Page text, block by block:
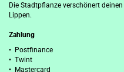
Die Stadtpflanze verschönert
Lippen.
Zahlung
• Postfinance
• Twint
• Mastercard